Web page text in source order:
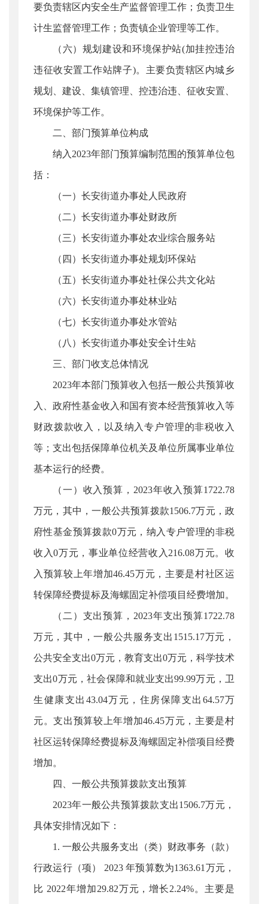
要负责辖区内安全生产监督管理工作；负责卫生
计生监督管理工作；负责镇企业管理等工作。
（六）规划建设和环境保护站(加挂控违治
违征收安置工作站牌子)。主要负责辖区内城乡
规划、建设、集镇管理、控违治违、征收安置、
环境保护等工作。
二、部门预算单位构成
纳入2023年部门预算编制范围的预算单位包
括：
（一）长安街道办事处人民政府
（二）长安街道办事处财政所
（三）长安街道办事处农业综合服务站
（四）长安街道办事处规划环保站
（五）长安街道办事处社保公共文化站
（六）长安街道办事处林业站
（七）长安街道办事处水管站
（八）长安街道办事处安全计生站
三、部门收支总体情况
2023年本部门预算收入包括一般公共预算收
入、政府性基金收入和国有资本经营预算收入等
财政拨款收入，以及纳入专户管理的非税收入
等；支出包括保障单位机关及单位所属事业单位
基本运行的经费。
（一）收入预算，2023年收入预算1722.78
万元，其中，一般公共预算拨款1506.7万元，政
府性基金预算拨款0万元，纳入专户管理的非税
收入0万元，事业单位经营收入216.08万元。收
入预算较上年增加46.45万元，主要是村社区运
转保障经费提标及海螺固定补偿项目经费增加。
（二）支出预算，2023年支出预算1722.78
万元，其中，一般公共服务支出1515.17万元，
公共安全支出0万元，教育支出0万元，科学技术
支出0万元，社会保障和就业支出99.99万元，卫
生健康支出43.04万元，住房保障支出64.57万
元。支出预算较上年增加46.45万元，主要是村
社区运转保障经费提标及海螺固定补偿项目经费
增加。
四、一般公共预算拨款支出预算
2023年一般公共预算拨款支出1506.7万元，
具体安排情况如下：
1. 一般公共服务支出（类）财政事务（款）
行政运行（项） 2023 年预算数为1363.61万元，
比 2022年增加29.82万元，增长2.24%。主要是